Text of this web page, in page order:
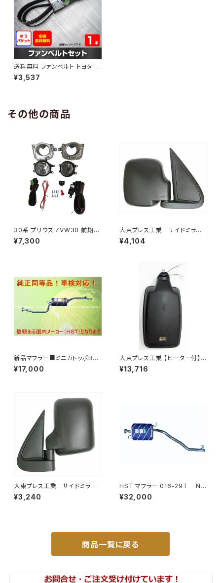
送料無料 ファンベルト トヨタ ハ
リアー 型式ZSU65W H25.11～
（国内トップメーカー） 1本 HAB
¥3,537
その他の商品
30系 プリウス ZVW30 前期
純正 タイプ フォグランプ ユニッ
ト バルブ 配線 スイッチ H11 左
¥7,300
大東プレス工業 サイドミラー/
バックミラダイハツ ハイゼッ
ト 右 99年～ DI-646
¥4,104
新品マフラー■ミニカトッポBJ
H42A H42V H47A H47V純
正同等/車検対応 065-75
¥17,000
大東プレス工業 【ヒーター付】
ハイウェイミラー R1000 326×
206 リモコン無 ヒーター付 DI-
¥13,716
大東プレス工業 サイドミラー/
バックミラー ダイハツ ハイ
ゼット トラック 左 99年～
¥3,240
HST マフラー 016-29T NV
350キャラバン VR2E26 ニッサ
ン 本体オールステンレス 車検
¥32,000
商品一覧に戻る